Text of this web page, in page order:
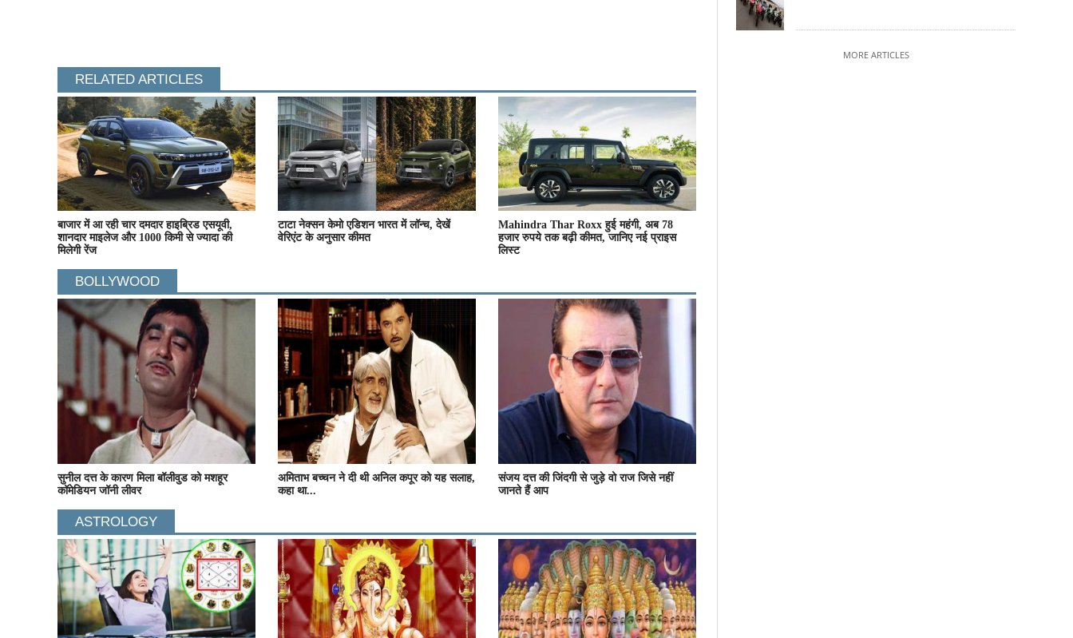
RELATED ARTICLES
बाजार में आ रही चार दमदार हाइब्रिड एसयूवी,
शानदार माइलेज और 1000 किमी से ज्यादा की
मिलेगी रेंज
टाटा नेक्सन केमो एडिशन भारत में लॉन्च, देखें
वेरिएंट के अनुसार कीमत
Mahindra Thar Roxx हुई महंगी, अब 78
हजार रुपये तक बढ़ी कीमत, जानिए नई प्राइस
लिस्ट
BOLLYWOOD
सुनील दत्त के कारण मिला बॉलीवुड को मशहूर
कॉमेडियन जॉनी लीवर
अमिताभ बच्चन ने दी थी अनिल कपूर को यह सलाह,
कहा था...
संजय दत्त की जिंदगी से जुड़े वो राज जिसे नहीं
जानते हैं आप
ASTROLOGY
MORE ARTICLES